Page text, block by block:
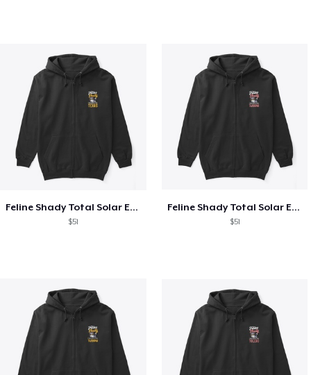
Feline Shady Total Solar Eclipse Texas
$51
Feline Shady Total Solar Eclipse Tijuana
$51